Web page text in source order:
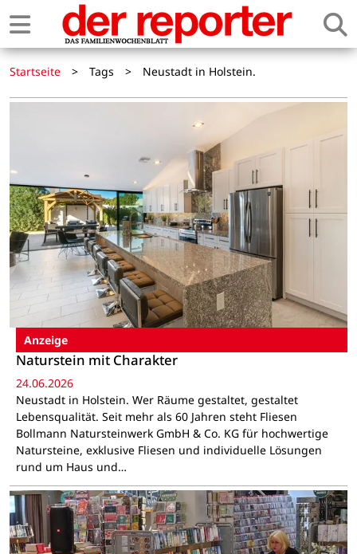
Startseite > Tags > Neustadt in Holstein.
Anzeige
Naturstein mit Charakter
24.06.2026
Neustadt in Holstein. Wer Räume gestaltet, gestaltet
Lebensqualität. Seit mehr als 60 Jahren steht Fliesen
Bollmann Natursteinwerk GmbH & Co. KG für hochwertige
Natursteine, exklusive Fliesen und individuelle Lösungen
rund um Haus und…